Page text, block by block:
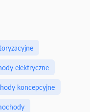
elektryczne
koncepcyjne